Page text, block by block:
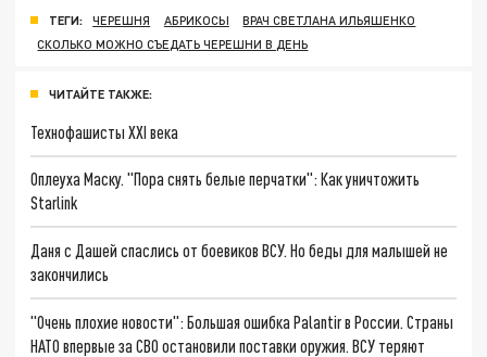
ТЕГИ: ЧЕРЕШНЯ АБРИКОСЫ
ВРАЧ СВЕТЛАНА ИЛЬЯШЕНКО
СКОЛЬКО МОЖНО СЪЕДАТЬ ЧЕРЕШНИ В ДЕНЬ
ЧИТАЙТЕ ТАКЖЕ:
Технофашисты XXI века
Оплеуха Маску. "Пора снять белые перчатки": Как уничтожить
Starlink
Даня с Дашей спаслись от боевиков ВСУ. Но беды для малышей не
закончились
"Очень плохие новости": Большая ошибка Palantir в России. Страны
НАТО впервые за СВО остановили поставки оружия. ВСУ теряют